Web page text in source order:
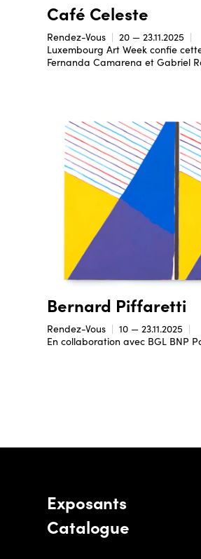
Café Celeste
Rendez-Vous
20 — 23.11.2025
Luxembourg Art Week confie
Fernanda Camarena et Gabriel
Bernard Piffaretti
Rendez-Vous
10 — 23.11.2025
En collaboration avec BGL BNP
Exposants
Catalogue